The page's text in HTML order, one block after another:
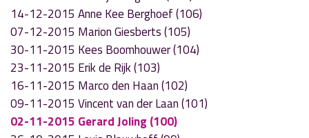
14-12-2015 Anne Kee Berghoef (106)
07-12-2015 Marion Giesberts (105)
30-11-2015 Kees Boomhouwer (104)
23-11-2015 Erik de Rijk (103)
16-11-2015 Marco den Haan (102)
09-11-2015 Vincent van der Laan (101)
02-11-2015 Gerard Joling (100)